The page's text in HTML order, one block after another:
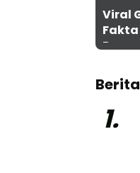
Viral
1.